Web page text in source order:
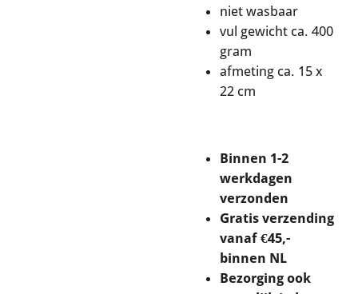
niet wasbaar
vul gewicht ca. 400
gram
afmeting ca. 15 x
22 cm
Binnen 1-2
werkdagen
verzonden
Gratis verzending
vanaf €45,-
binnen NL
Bezorging ook